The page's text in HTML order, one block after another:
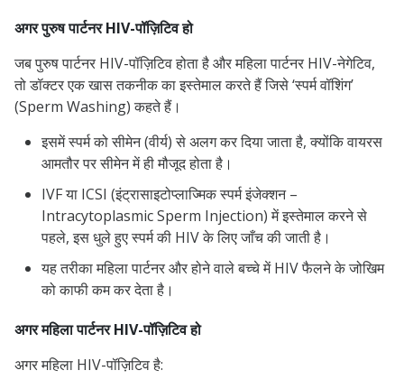
अगर पुरुष पार्टनर HIV-पॉज़िटिव हो
जब पुरुष पार्टनर HIV-पॉज़िटिव होता है और महिला पार्टनर HIV-नेगेटिव,
तो डॉक्टर एक खास तकनीक का इस्तेमाल करते हैं जिसे ‘स्पर्म वॉशिंग’
(Sperm Washing) कहते हैं।
इसमें स्पर्म को सीमेन (वीर्य) से अलग कर दिया जाता है, क्योंकि वायरस
आमतौर पर सीमेन में ही मौजूद होता है।
IVF या ICSI (इंट्रासाइटोप्लाज्मिक स्पर्म इंजेक्शन –
Intracytoplasmic Sperm Injection) में इस्तेमाल करने से
पहले, इस धुले हुए स्पर्म की HIV के लिए जाँच की जाती है।
यह तरीका महिला पार्टनर और होने वाले बच्चे में HIV फैलने के जोखिम
को काफी कम कर देता है।
अगर महिला पार्टनर HIV-पॉज़िटिव हो
अगर महिला HIV-पॉज़िटिव है: